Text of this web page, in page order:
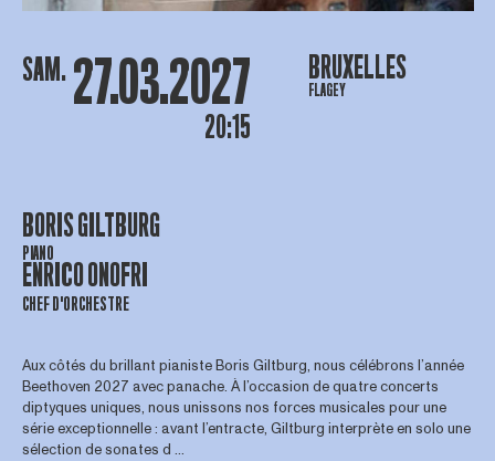
SAM. 27.03.2027
20:15
BRUXELLES
FLAGEY
BORIS GILTBURG
PIANO
ENRICO ONOFRI
CHEF D'ORCHESTRE
Aux côtés du brillant pianiste Boris Giltburg, nous célébrons l’année
Beethoven 2027 avec panache. À l’occasion de quatre concerts
diptyques uniques, nous unissons nos forces musicales pour une
série exceptionnelle : avant l’entracte, Giltburg interprète en solo une
sélection de sonates d ...